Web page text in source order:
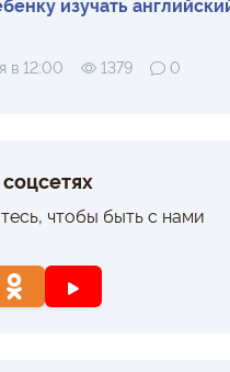
в 12:00 1379 0
чтобы быть с нами